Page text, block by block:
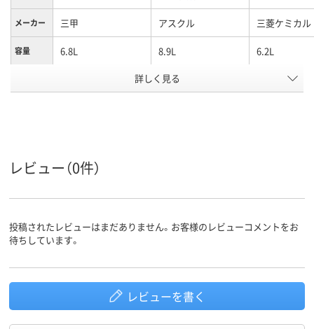
メーカー 三甲 アスクル 三菱ケミカル
容量 6.8L 8.9L 6.2L
ポリプロピレン
スコア
詳しく見る
レビュー（0件）
投稿されたレビューはまだありません。お客様のレビューコメントをお
待ちしています。
レビューを書く